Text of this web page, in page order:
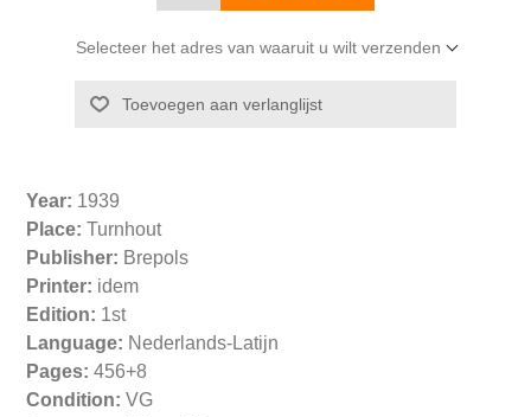
Selecteer het adres van waaruit u wilt verzenden
Year: 1939
Place: Turnhout
Publisher: Brepols
Printer: idem
Edition: 1st
Language: Nederlands-Latijn
Pages: 456+8
Condition: VG